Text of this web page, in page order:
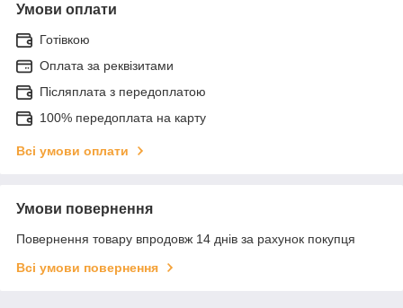
Умови оплати
Готівкою
Оплата за реквізитами
Післяплата з передоплатою
100% передоплата на карту
Всі умови оплати
Умови повернення
Повернення товару впродовж 14 днів за рахунок покупця
Всі умови повернення